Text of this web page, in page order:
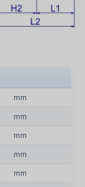
mm
mm
mm
mm
mm